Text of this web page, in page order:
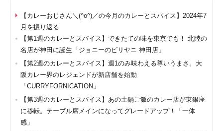
【カレーおじさん＼(^o^)／の今月のカレーとスパイス】2024年7
月を振り返る
【第1週のカレーとスパイス】できたての味を東京でも！ 北陸の
名店が神田に誕生「ジョニーのビリヤニ 神田店」
【第2週のカレーとスパイス】週1のみ味わえる尊いうまさ。大
阪カレー界のレジェンドが新店舗を始動
「CURRYFORNICATION」
【第3週のカレーとスパイス】あの土鍋ご飯のカレー店が東銀座
に移転。テーブル席メインになってグレードアップ！「一体
感」